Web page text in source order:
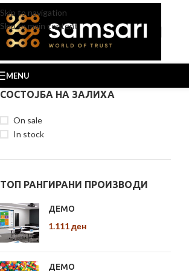
Skip to navigation
Skip to main content
MENU
СОСТОЈБА НА ЗАЛИХА
On sale
In stock
ТОП РАНГИРАНИ ПРОИЗВОДИ
ДЕМО
1.111ден
ДЕМО